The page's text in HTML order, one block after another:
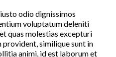
odio dignissimos
voluptatum deleniti
quas molestias excepturi
similique sunt in
animi, id est laborum et